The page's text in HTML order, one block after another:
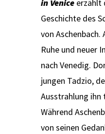
in Venice erzählt
Geschichte des
von Aschenbach.
Ruhe und neuer
nach Venedig.
jungen Tadzio,
Ausstrahlung
Während
von seinen